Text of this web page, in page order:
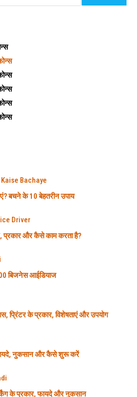
बचने के 10 बेहतरीन उपाय
प्रकार और कैसे काम करता है?
बिजनेस आईडियाज
प्रिंटर के प्रकार, विशेषताएं और उपयोग
फायदे, नुकसान और कैसे शुरू करें
के प्रकार, फायदे और नुकसान